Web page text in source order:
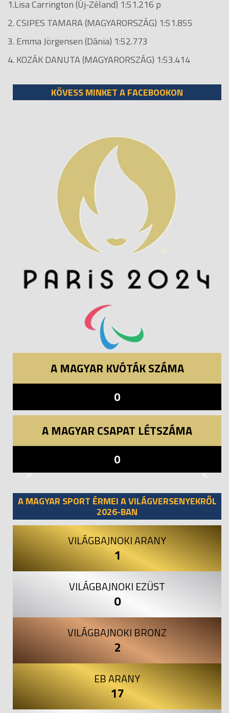
1.Lisa Carrington (Új-Zéland) 1:51.216 p
2. CSIPES TAMARA (MAGYARORSZÁG) 1:51.855
3. Emma Jörgensen (Dánia) 1:52.773
4. KOZÁK DANUTA (MAGYARORSZÁG) 1:53.414
KÖVESS MINKET A FACEBOOKON
A MAGYAR KVÓTÁK SZÁMA
0
A MAGYAR CSAPAT LÉTSZÁMA
0
A MAGYAR SPORT ÉRMEI A VILÁGVERSENYEKRŐL
2026-BAN
VILÁGBAJNOKI ARANY
1
VILÁGBAJNOKI EZÜST
0
VILÁGBAJNOKI BRONZ
2
EB ARANY
17